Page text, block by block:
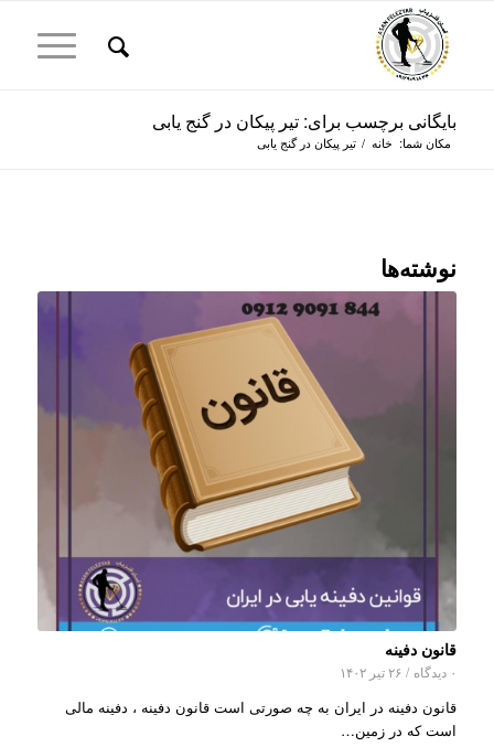
بایگانی برچسب برای: تیر پیکان در گنج یابی
مکان شما: خانه / تیر پیکان در گنج یابی
نوشته‌ها
قانون دفینه
۰ دیدگاه / ۲۶ تیر ۱۴۰۲
قانون دفینه در ایران به چه صورتی است قانون دفینه ، دفینه مالی
است که در زمین…